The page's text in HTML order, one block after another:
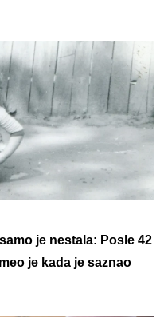
je nestala: Posle 42
je kada je saznao